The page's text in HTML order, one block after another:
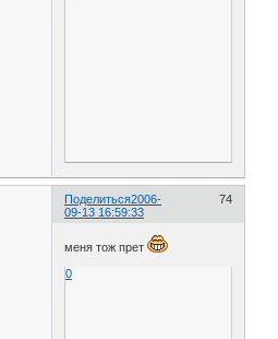
Поделиться 74
2006-
09-13 16:59:33
меня тож прет
0